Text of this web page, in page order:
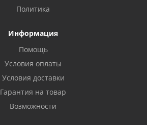
Политика
Информация
Помощь
Условия оплаты
Условия доставки
Гарантия на товар
Возможности